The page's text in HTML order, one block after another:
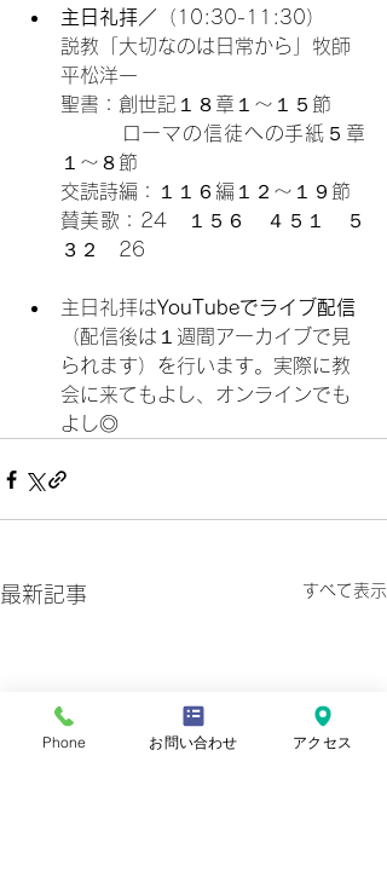
主日礼拝／ （10:30-11:30）
説教「大切なのは日常から」牧師
平松洋一
聖書：創世記１８章１〜１５節
ローマの信徒への手紙５章
１〜８節
交読詩編：１１６編１２〜１９節
賛美歌：24　１５６　４５１　５
３２　26
主日礼拝はYouTubeでライブ配信
（配信後は１週間アーカイブで見
られます）を行います。実際に教
会に来てもよし、オンラインでも
よし◎
最新記事 すべて表示
Phone お問い合わせ アクセス